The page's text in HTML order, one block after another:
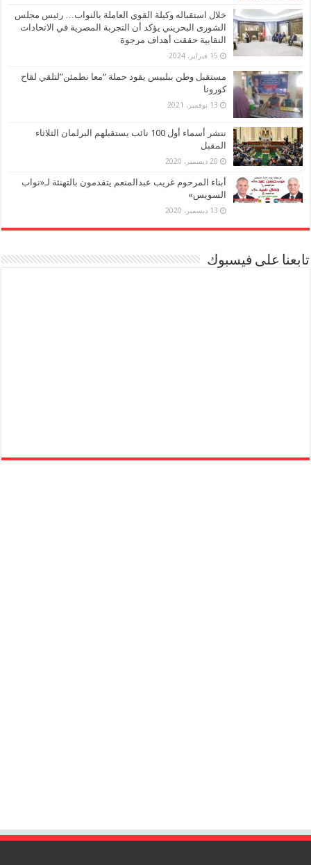
خلال استقباله وكيلة القوي العاملة بالنواب… رئيس مجلس
الشورى البحريني يؤكد أن التجربة المصرية في الاتحادات
النقابية حققت أهداف مرجوة
15 فبراير، 2024
مستقبل وطن ببلبيس يقود حملة “معا نطمئن”لتلقي لقاح
كورونا
13 نوفمبر، 2021
ننشر أسماء أول 100 نائب يستقبلهم البرلمان الثلاثاء
المقبل
20 ديسمبر، 2020
أبناء المرحوم غريب عبدالمنعم يتقدمون بالتهنئة لـ«نواب
السويس»
13 ديسمبر، 2020
تابعنا على فيسبوك